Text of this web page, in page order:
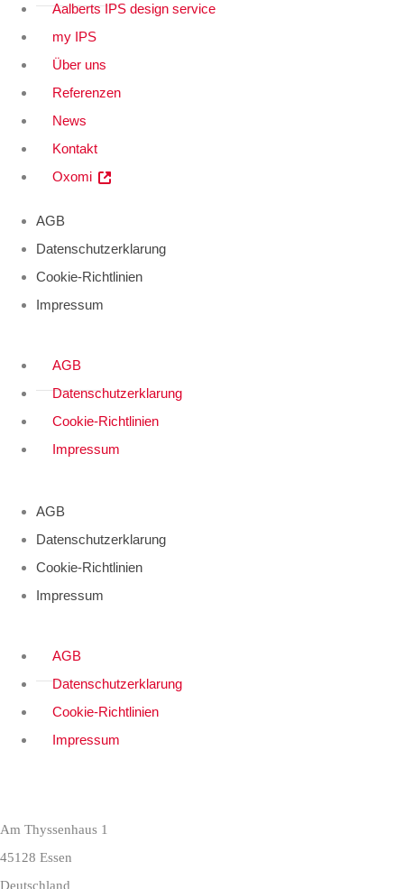
Aalberts IPS design service
my IPS
Über uns
Referenzen
News
Kontakt
Oxomi
AGB
Datenschutzerklarung
Cookie-Richtlinien
Impressum
AGB
Datenschutzerklarung
Cookie-Richtlinien
Impressum
AGB
Datenschutzerklarung
Cookie-Richtlinien
Impressum
AGB
Datenschutzerklarung
Cookie-Richtlinien
Impressum
Am Thyssenhaus 1
45128 Essen
Deutschland